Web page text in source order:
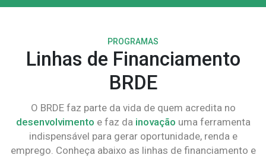
PROGRAMAS
Linhas de Financiamento
BRDE
O BRDE faz parte da vida de quem acredita no
desenvolvimento e faz da inovação uma ferramenta
indispensável para gerar oportunidade, renda e
emprego. Conheça abaixo as linhas de financiamento e